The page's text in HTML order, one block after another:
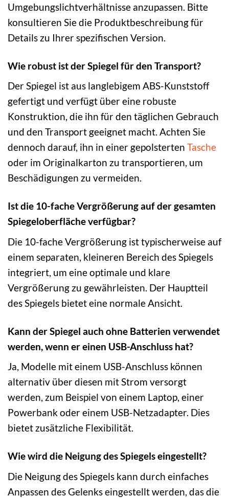
Umgebungslichtverhältnisse anzupassen. Bitte
konsultieren Sie die Produktbeschreibung für
Details zu Ihrer spezifischen Version.
Wie robust ist der Spiegel für den Transport?
Der Spiegel ist aus langlebigem ABS-Kunststoff
gefertigt und verfügt über eine robuste
Konstruktion, die ihn für den täglichen Gebrauch
und den Transport geeignet macht. Achten Sie
dennoch darauf, ihn in einer gepolsterten Tasche
oder im Originalkarton zu transportieren, um
Beschädigungen zu vermeiden.
Ist die 10-fache Vergrößerung auf der gesamten
Spiegeloberfläche verfügbar?
Die 10-fache Vergrößerung ist typischerweise auf
einem separaten, kleineren Bereich des Spiegels
integriert, um eine optimale und klare
Vergrößerung zu gewährleisten. Der Hauptteil
des Spiegels bietet eine normale Ansicht.
Kann der Spiegel auch ohne Batterien verwendet
werden, wenn er einen USB-Anschluss hat?
Ja, Modelle mit einem USB-Anschluss können
alternativ über diesen mit Strom versorgt
werden, zum Beispiel von einem Laptop, einer
Powerbank oder einem USB-Netzadapter. Dies
bietet zusätzliche Flexibilität.
Wie wird die Neigung des Spiegels eingestellt?
Die Neigung des Spiegels kann durch einfaches
Anpassen des Gelenks eingestellt werden, das die